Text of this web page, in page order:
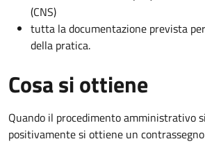
(CNS)
tutta la documentazione prevista
della pratica.
Cosa si ottiene
Quando il procedimento amministrativo
positivamente si ottiene un